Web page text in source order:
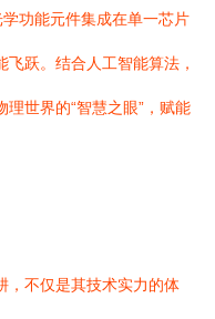
功能元件集成在单一芯片
飞跃。结合人工智能算法，
世界的“智慧之眼”，赋能
，不仅是其技术实力的体